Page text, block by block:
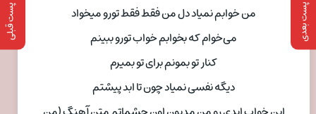
پست بعدی پست قبلی
من خوابم نمیاد دل من فقط فقط تورو میخواد
می‌خوام که بخوابم خواب تورو ببینم
کنار تو بمونم برای تو بمیرم
دیگه نفسی نمیاد چون تا ابد پیشتم